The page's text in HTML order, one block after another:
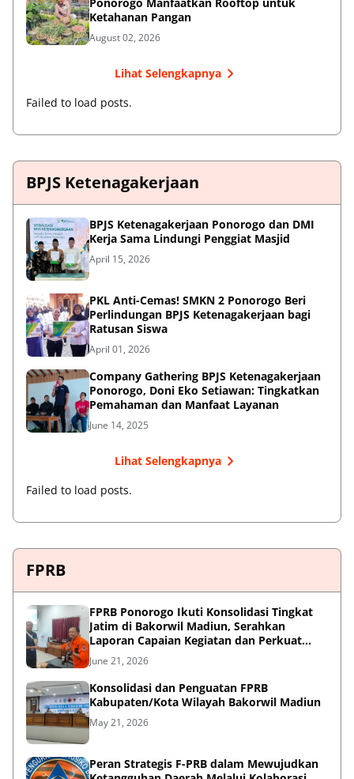
Ketahanan Pangan
August 02, 2026
Lihat Selengkapnya
Failed to load posts.
BPJS Ketenagakerjaan
BPJS Ketenagakerjaan Ponorogo dan DMI
Kerja Sama Lindungi Penggiat Masjid
April 15, 2026
PKL Anti-Cemas! SMKN 2 Ponorogo Beri
Perlindungan BPJS Ketenagakerjaan bagi
Ratusan Siswa
April 01, 2026
Company Gathering BPJS Ketenagakerjaan
Ponorogo, Doni Eko Setiawan: Tingkatkan
Pemahaman dan Manfaat Layanan
June 14, 2025
Lihat Selengkapnya
Failed to load posts.
FPRB
FPRB Ponorogo Ikuti Konsolidasi Tingkat
Jatim di Bakorwil Madiun, Serahkan
Laporan Capaian Kegiatan dan Perkuat
Sinergi Pentahelix
June 21, 2026
Konsolidasi dan Penguatan FPRB
Kabupaten/Kota Wilayah Bakorwil Madiun
May 21, 2026
Peran Strategis F-PRB dalam Mewujudkan